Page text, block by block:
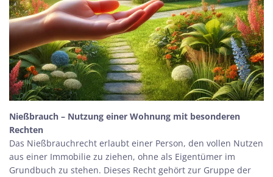
Nießbrauch – Nutzung einer Wohnung mit besonderen
Rechten
Das Nießbrauchrecht erlaubt einer Person, den vollen Nutzen
aus einer Immobilie zu ziehen, ohne als Eigentümer im
Grundbuch zu stehen. Dieses Recht gehört zur Gruppe der